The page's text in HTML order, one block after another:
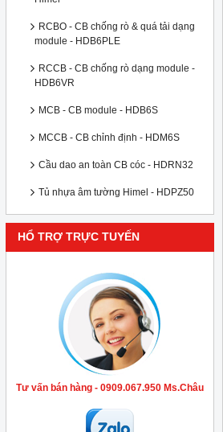
RCBO - CB chống rò & quá tải dạng
module - HDB6PLE
RCCB - CB chống rò dạng module -
HDB6VR
MCB - CB module - HDB6S
MCCB - CB chỉnh định - HDM6S
Cầu dao an toàn CB cóc - HDRN32
Tủ nhựa âm tường Himel - HDPZ50
HỔ TRỢ TRỰC TUYẾN
Tư vấn bán hàng - 0909.067.950 Ms.Châu